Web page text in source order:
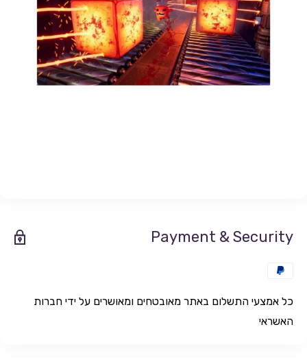
Payment & Security
כל אמצעי התשלום באתר מאובטחים ומאושרים על ידי חברות
האשראי